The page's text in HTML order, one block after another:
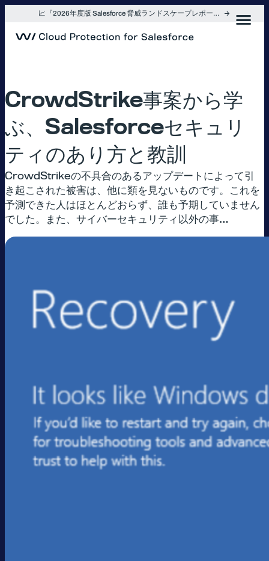
プ
📈『2026年度版 Salesforce 脅威ランドスケープレポート』を入手
CrowdStrike事案から学
ぶ、Salesforceセキュリ
ティのあり方と教訓
CrowdStrikeの不具合のあるアップデートによって引
き起こされた被害は、他に類を見ないものです。これを
予測できた人はほとんどおらず、誰も予期していません
でした。また、サイバーセキュリティ以外の事…